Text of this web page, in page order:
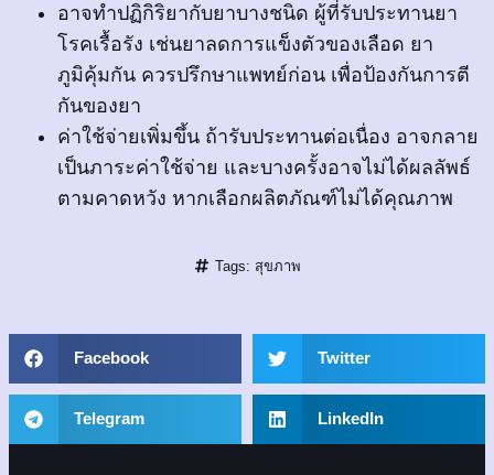
อาจทำปฏิกิริยากับยาบางชนิด ผู้ที่รับประทานยา
โรคเรื้อรัง เช่นยาลดการแข็งตัวของเลือด ยา
ภูมิคุ้มกัน ควรปรึกษาแพทย์ก่อน เพื่อป้องกันการตี
กันของยา
ค่าใช้จ่ายเพิ่มขึ้น ถ้ารับประทานต่อเนื่อง อาจกลาย
เป็นภาระค่าใช้จ่าย และบางครั้งอาจไม่ได้ผลลัพธ์
ตามคาดหวัง หากเลือกผลิตภัณฑ์ไม่ได้คุณภาพ
Tags: สุขภาพ
Facebook Twitter
Telegram LinkedIn